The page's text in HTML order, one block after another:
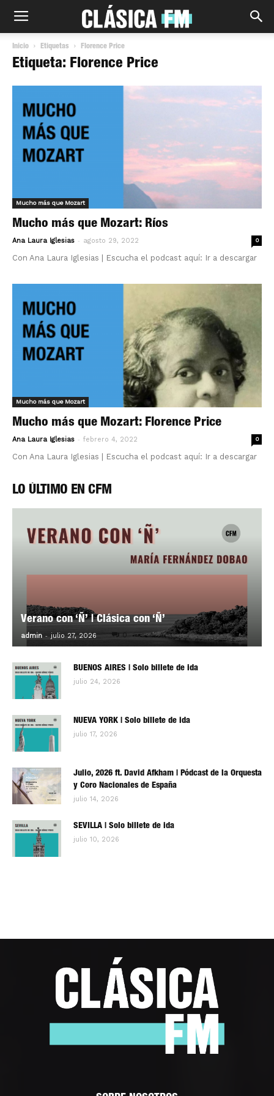
Inicio Etiquetas Florence Price
Etiqueta: Florence Price
Mucho más que Mozart
Mucho más que Mozart: Ríos
Ana Laura Iglesias - agosto 29, 2022 0
Con Ana Laura Iglesias | Escucha el podcast aquí: Ir a descargar
Mucho más que Mozart
Mucho más que Mozart: Florence Price
Ana Laura Iglesias - febrero 4, 2022 0
Con Ana Laura Iglesias | Escucha el podcast aquí: Ir a descargar
LO ÚLTIMO EN CFM
Verano con ‘Ñ’ | Clásica con ‘Ñ’
admin - julio 27, 2026 0
BUENOS AIRES | Solo billete de ida
julio 24, 2026
NUEVA YORK | Solo billete de ida
julio 17, 2026
Julio, 2026 ft. David Afkham | Pódcast de la Orquesta
y Coro Nacionales de España
julio 14, 2026
SEVILLA | Solo billete de ida
julio 10, 2026